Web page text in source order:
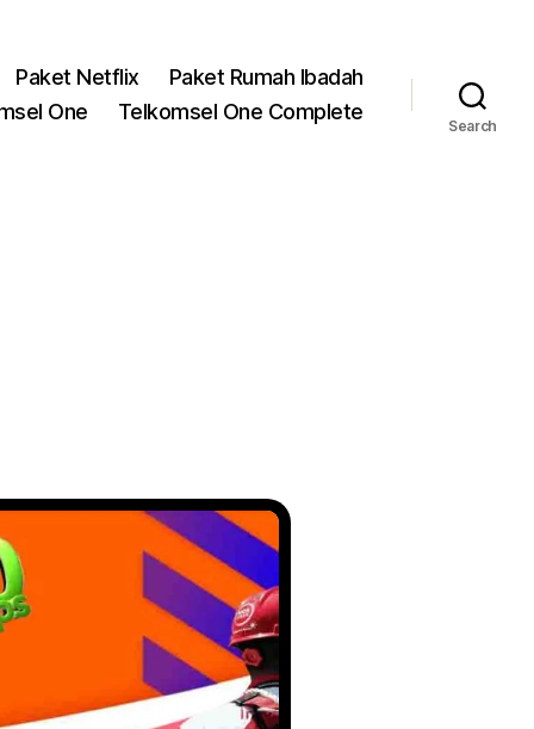
Paket Netflix
Paket Rumah Ibadah
One
Telkomsel One Complete
Search